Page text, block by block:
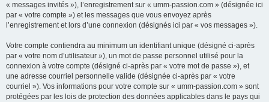
« messages invités »), l’enregistrement sur « umm-passion.com » (désignée ici
par « votre compte ») et les messages que vous envoyez après
l’enregistrement et lors d’une connexion (désignés ici par « vos messages »).
Votre compte contiendra au minimum un identifiant unique (désigné ci-après
par « votre nom d’utilisateur »), un mot de passe personnel utilisé pour la
connexion à votre compte (désigné ci-après par « votre mot de passe »), et
une adresse courriel personnelle valide (désignée ci-après par « votre
courriel »). Vos informations pour votre compte sur « umm-passion.com » sont
protégées par les lois de protection des données applicables dans le pays qui